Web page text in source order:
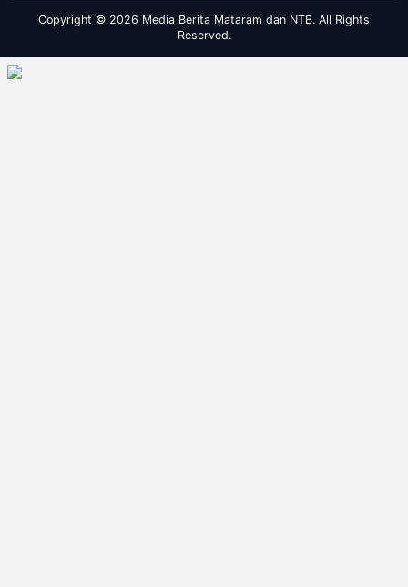
Copyright © 2026 Media Berita Mataram dan NTB. All Rights
Reserved.